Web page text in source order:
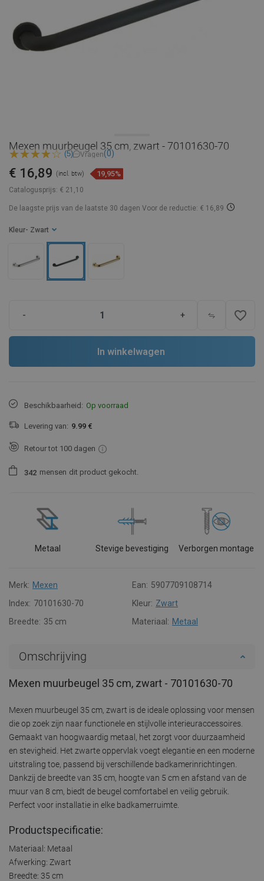
Mexen muurbeugel 35 cm, zwart - 70101630-70
(5) Vragen(0)
Catalogusprijs: € 21,10
€ 16,89 (incl. btw) 19,95%
De laagste prijs van de laatste 30 dagen Voor de reductie: € 16,89
Kleur - Zwart
- + favorite_border
In winkelwagen
Beschikbaarheid: Op voorraad
Levering van: 9.99 €
Retour tot 100 dagen
342 mensen dit product gekocht.
Metaal Stevige bevestiging Verborgen montage
Merk: Mexen Ean: 5907709108714
Index: 70101630-70 Kleur: Zwart
Breedte: 35 cm Materiaal: Metaal
Omschrijving
Mexen muurbeugel 35 cm, zwart - 70101630-70
Mexen muurbeugel 35 cm, zwart is de ideale oplossing voor mensen
die op zoek zijn naar functionele en stijlvolle interieuraccessoires.
Gemaakt van hoogwaardig metaal, het zorgt voor duurzaamheid
en stevigheid. Het zwarte oppervlak voegt elegantie en een moderne
uitstraling toe, passend bij verschillende badkamerinrichtingen.
Dankzij de breedte van 35 cm, hoogte van 5 cm en afstand van de
muur van 8 cm, biedt de beugel comfortabel en veilig gebruik.
Perfect voor installatie in elke badkamerruimte.
Productspecificatie:
Materiaal: Metaal
Afwerking: Zwart
Breedte: 35 cm